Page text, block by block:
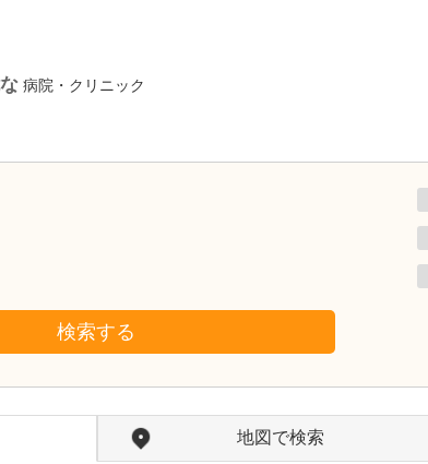
病院・クリニック
検索する
地図で検索
千葉県千葉市緑区
あずま腎クリニック
東 昌広院長取材記事